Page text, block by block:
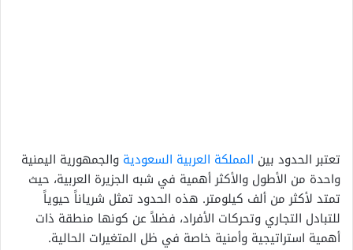
تعتبر الحدود بين المملكة العربية السعودية والجمهورية اليمنية
واحدة من الأطول والأكثر أهمية في شبه الجزيرة العربية، حيث
تمتد لأكثر من ألف كيلومتر. هذه الحدود تمثل شرياناً حيوياً
للتبادل التجاري وتحركات الأفراد، فضلاً عن كونها منطقة ذات
أهمية استراتيجية وأمنية خاصة في ظل المتغيرات الحالية.